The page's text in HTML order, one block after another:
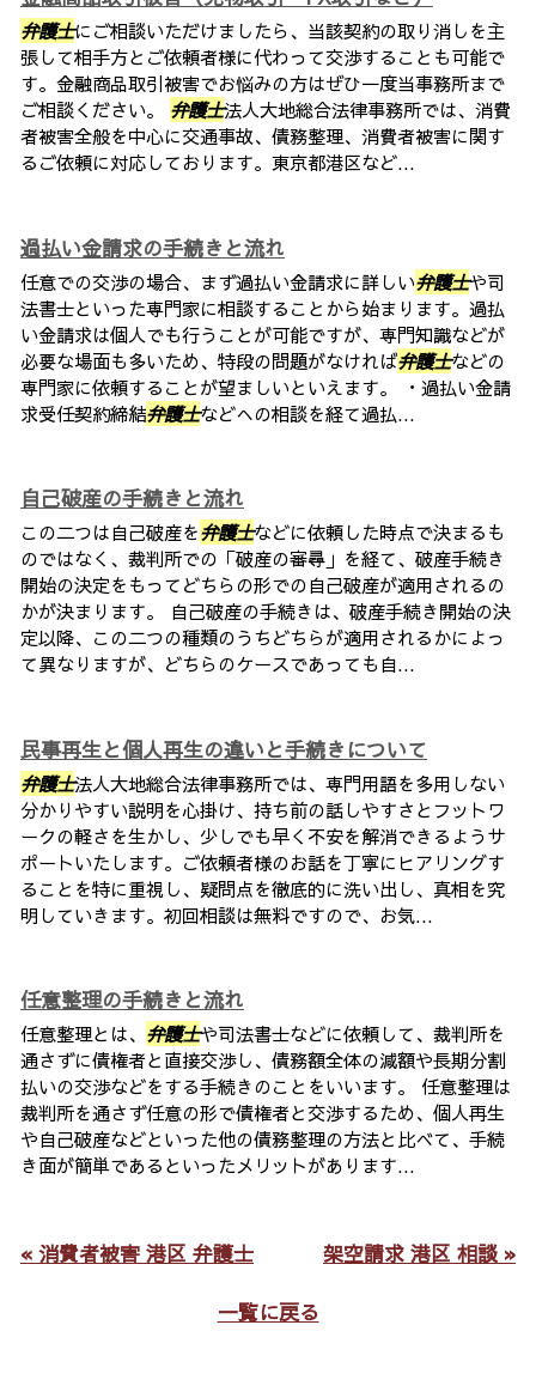
弁護士にご相談いただけましたら、当該契約の取り消しを主
張して相手方とご依頼者様に代わって交渉することも可能で
す。金融商品取引被害でお悩みの方はぜひ一度当事務所まで
ご相談ください。 弁護士法人大地総合法律事務所では、消費
者被害全般を中心に交通事故、債務整理、消費者被害に関す
るご依頼に対応しております。東京都港区など...
過払い金請求の手続きと流れ
任意での交渉の場合、まず過払い金請求に詳しい弁護士や司
法書士といった専門家に相談することから始まります。過払
い金請求は個人でも行うことが可能ですが、専門知識などが
必要な場面も多いため、特段の問題がなければ弁護士などの
専門家に依頼することが望ましいといえます。 ・過払い金請
求受任契約締結弁護士などへの相談を経て過払...
自己破産の手続きと流れ
この二つは自己破産を弁護士などに依頼した時点で決まるも
のではなく、裁判所での「破産の審尋」を経て、破産手続き
開始の決定をもってどちらの形での自己破産が適用されるの
かが決まります。 自己破産の手続きは、破産手続き開始の決
定以降、この二つの種類のうちどちらが適用されるかによっ
て異なりますが、どちらのケースであっても自...
民事再生と個人再生の違いと手続きについて
弁護士法人大地総合法律事務所では、専門用語を多用しない
分かりやすい説明を心掛け、持ち前の話しやすさとフットワ
ークの軽さを生かし、少しでも早く不安を解消できるようサ
ポートいたします。ご依頼者様のお話を丁寧にヒアリングす
ることを特に重視し、疑問点を徹底的に洗い出し、真相を究
明していきます。初回相談は無料ですので、お気...
任意整理の手続きと流れ
任意整理とは、 弁護士や司法書士などに依頼して、裁判所を
通さずに債権者と直接交渉し、債務額全体の減額や長期分割
払いの交渉などをする手続きのことをいいます。 任意整理は
裁判所を通さず任意の形で債権者と交渉するため、個人再生
や自己破産などといった他の債務整理の方法と比べて、手続
き面が簡単であるといったメリットがあります...
« 消費者被害 港区 弁護士 架空請求 港区 相談 »
一覧に戻る